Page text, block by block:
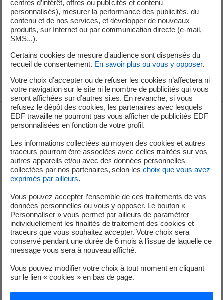
Toutes les unités de production sont en fonctionnement
et alimentent le réseau électrique national.
Voir le fil d'ariane
Haut de page
Groupe
Faire des économies d’énergie
Décarboner vos territoires
Nos offres d’énergie entreprises
Contacts
EDF en bref
centres d’intérêt, offres ou publicités et contenu
personnalisés), mesurer la performance des publicités, du
contenu et de nos services, et développer de nouveaux
produits, sur Internet ou par communication directe (e-mail,
SMS...).
Certains cookies de mesure d'audience sont dispensés du
recueil de consentement. En savoir plus ou vous y opposer.
Votre choix d’accepter ou de refuser les cookies n’affectera ni
votre navigation sur le site ni le nombre de publicités qui vous
seront affichées sur d’autres sites. En revanche, si vous
refusez le dépôt des cookies, les partenaires avec lesquels
EDF travaille ne pourront pas vous afficher de publicités EDF
personnalisées en fonction de votre profil.
Les informations collectées au moyen des cookies et autres
traceurs pourront être associées avec celles traitées sur vos
autres appareils et/ou avec des données personnelles
collectées par nos partenaires, selon les choix que vous avez
exprimés par ailleurs.
Vous pouvez accepter l’ensemble de ces traitements de vos
données personnelles ou vous y opposer. Le bouton «
Personnaliser » vous permet par ailleurs de paramétrer
individuellement les finalités de traitement des cookies et
traceurs que vous souhaitez accepter. Votre choix sera
conservé pendant une durée de 6 mois à l’issue de laquelle ce
message vous sera à nouveau affiché.
Vous pouvez modifier votre choix à tout moment en cliquant
sur le lien « cookies » en bas de page.